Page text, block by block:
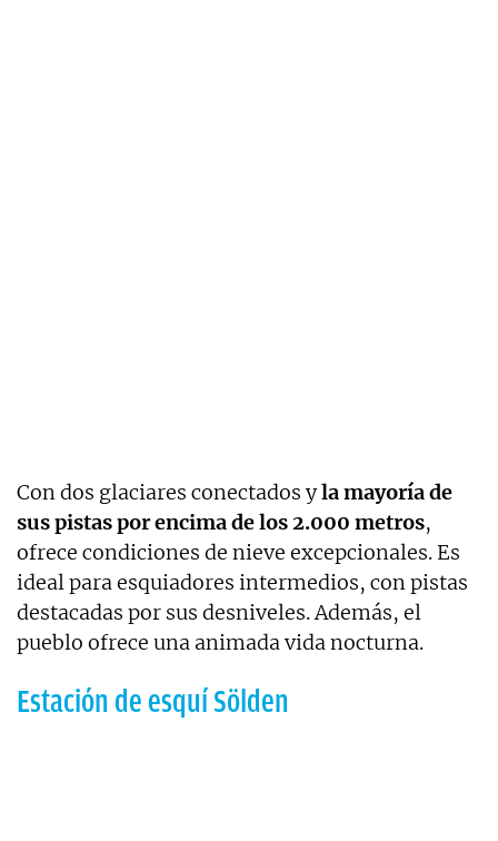
Con dos glaciares conectados yla mayoría de
sus pistas por encima de los 2.000 metros,
ofrece condiciones de nieve excepcionales. Es
ideal para esquiadores intermedios, con pistas
destacadas por sus desniveles. Además, el
pueblo ofrece una animada vida nocturna.
Estación de esquí Sölden